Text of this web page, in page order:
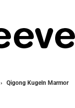
Qigong Kugeln Marmor